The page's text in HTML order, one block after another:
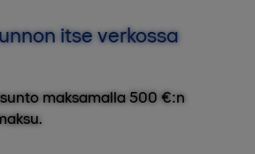
itse verkossa
maksamalla 500 €:n